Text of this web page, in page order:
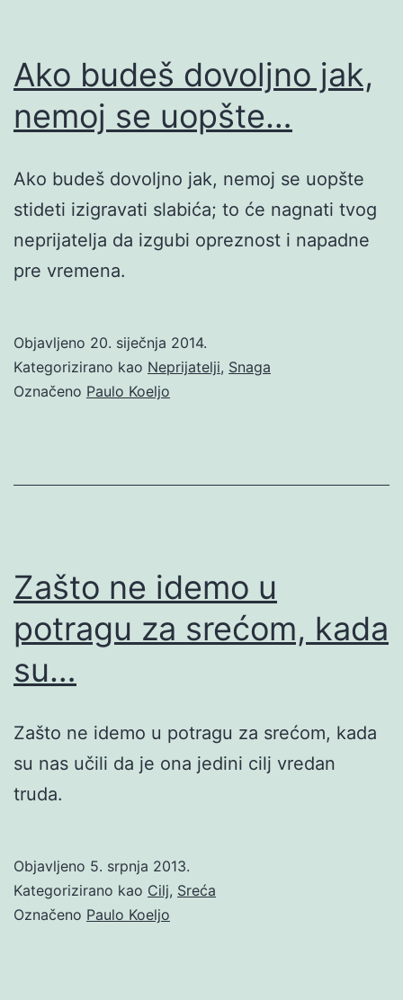
Ako budeš dovoljno jak,
nemoj se uopšte…
Ako budeš dovoljno jak, nemoj se uopšte
stideti izigravati slabića; to će nagnati tvog
neprijatelja da izgubi opreznost i napadne
pre vremena.
Objavljeno 20. siječnja 2014.
Kategorizirano kao Neprijatelji, Snaga
Označeno Paulo Koeljo
Zašto ne idemo u
potragu za srećom, kada
su…
Zašto ne idemo u potragu za srećom, kada
su nas učili da je ona jedini cilj vredan
truda.
Objavljeno 5. srpnja 2013.
Kategorizirano kao Cilj, Sreća
Označeno Paulo Koeljo